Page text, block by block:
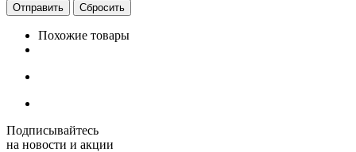
Сбросить
Похожие товары
Подписывайтесь
на новости и акции